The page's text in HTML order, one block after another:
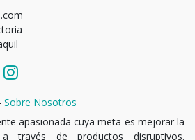
Sobre Nosotros
apasionada cuya meta es mejorar la
de productos disruptivos.